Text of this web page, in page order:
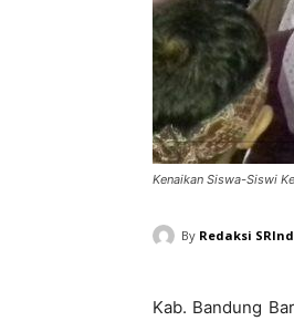
Kenaikan Siswa-Siswi
By Redaksi
Kab. Bandung